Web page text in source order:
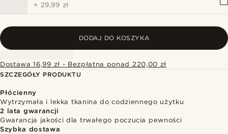
+ 29,99 zł
DODAJ DO KOSZYKA
Dostawa 16,99 zł - Bezpłatna ponad 220,00 zł
SZCZEGÓŁY PRODUKTU
Płócienny
Wytrzymała i lekka tkanina do codziennego użytku
2 lata gwarancji
Gwarancja jakości dla trwałego poczucia pewności
Szybka dostawa